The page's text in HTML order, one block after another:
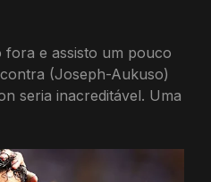
fora e assisto um pouco
(Joseph-Aukuso)
seria inacreditável. Uma